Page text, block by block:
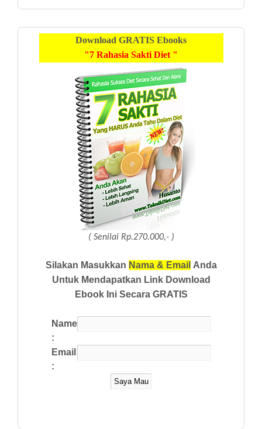
Download GRATIS Ebooks
"7 Rahasia Sakti Diet "
( Senilai Rp.270.000,- )
Silakan Masukkan Nama & Email Anda
Untuk Mendapatkan Link Download
Ebook Ini Secara GRATIS
Name
:
Email
: